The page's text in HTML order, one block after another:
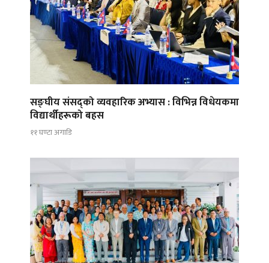
सङ्घीय संसद्को व्यवहारिक अभ्यास : विभिन्न विधेयकमा
विद्यार्थीहरूको बहस
११ घण्टा अगाडि